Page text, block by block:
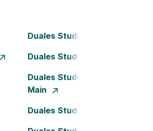
Duales Studium Bielefeld
Duales Studium Dortmund
Duales Studium Frankfurt am
Main
Duales Studium Köln